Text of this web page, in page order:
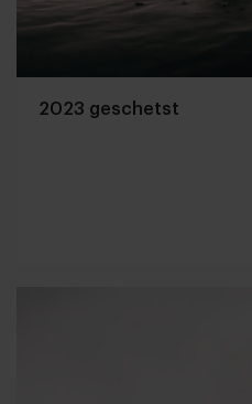
2023 geschetst